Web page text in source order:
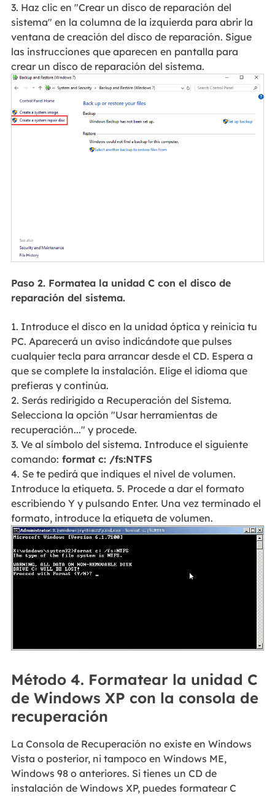
3. Haz clic en "Crear un disco de reparación del
sistema" en la columna de la izquierda para abrir la
ventana de creación del disco de reparación. Sigue
las instrucciones que aparecen en pantalla para
crear un disco de reparación del sistema.
Paso 2. Formatea la unidad C con el disco de
reparación del sistema.
1. Introduce el disco en la unidad óptica y reinicia tu
PC. Aparecerá un aviso indicándote que pulses
cualquier tecla para arrancar desde el CD. Espera a
que se complete la instalación. Elige el idioma que
prefieras y continúa.
2. Serás redirigido a Recuperación del Sistema.
Selecciona la opción "Usar herramientas de
recuperación..." y procede.
3. Ve al símbolo del sistema. Introduce el siguiente
comando: format c: /fs:NTFS
4. Se te pedirá que indiques el nivel de volumen.
Introduce la etiqueta. 5. Procede a dar el formato
escribiendo Y y pulsando Enter. Una vez terminado el
formato, introduce la etiqueta de volumen.
Método 4. Formatear la unidad C
de Windows XP con la consola de
recuperación
La Consola de Recuperación no existe en Windows
Vista o posterior, ni tampoco en Windows ME,
Windows 98 o anteriores. Si tienes un CD de
instalación de Windows XP, puedes formatear C